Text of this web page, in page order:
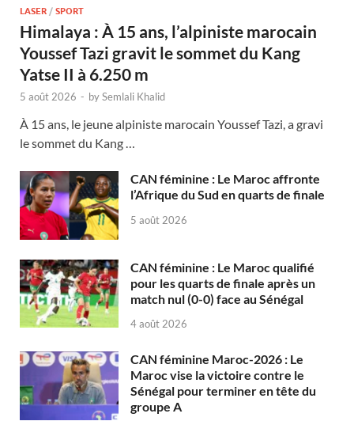
LASER / SPORT
Himalaya : À 15 ans, l’alpiniste marocain
Youssef Tazi gravit le sommet du Kang
Yatse II à 6.250 m
5 août 2026 - bySemlali Khalid
À 15 ans, le jeune alpiniste marocain Youssef Tazi, a gravi
le sommet du Kang …
CAN féminine : Le Maroc affronte
l’Afrique du Sud en quarts de finale
5 août 2026
CAN féminine : Le Maroc qualifié
pour les quarts de finale après un
match nul (0-0) face au Sénégal
4 août 2026
CAN féminine Maroc-2026 : Le
Maroc vise la victoire contre le
Sénégal pour terminer en tête du
groupe A